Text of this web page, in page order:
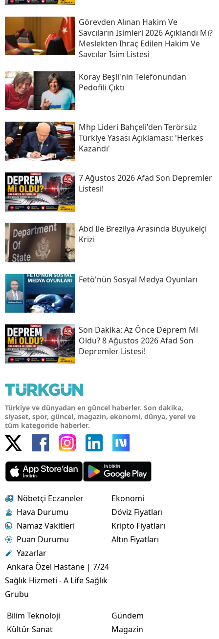
Görevden Alınan Hakim Ve
Savcıların Isimleri 2026 Açıklandı Mı?
Meslekten Ihraç Edilen Hakim Ve
Savcılar Isim Listesi
Koray Beşli'nin Telefonundan
Pedofili Çıktı
Mhp Lideri Bahçeli'den Terörsüz
Türkiye Yasası Açıklaması: 'herkes
Kazandı'
7 Ağustos 2026 Afad Son Depremler
Listesi!
Abd Ile Brezilya Arasında Büyükelçi
Krizi
Fetö'nün Sosyal Medya Oyunları
Son Daki̇ka: Az Önce Deprem Mi
Oldu? 8 Ağustos 2026 Afad Son
Depremler Listesi!
Türkiye ve dünyadan en güncel haberler. Son dakika,
siyaset, spor, güncel, magazin, ekonomi, dünya, yerel ve
tüm kategoride haberler.
Nöbetçi Eczaneler
Hava Durumu
Namaz Vakitleri
Puan Durumu
Yazarlar
Ankara Özel Hastane | 7/24
Sağlık Hizmeti - A Life Sağlık
Grubu
Ekonomi
Döviz Fiyatları
Kripto Fiyatları
Altın Fiyatları
Bilim Teknoloji
Kültür Sanat
Gündem
Magazin